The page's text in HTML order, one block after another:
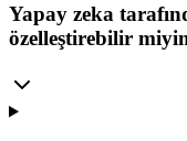
Yapay zeka
özelleştirebilir